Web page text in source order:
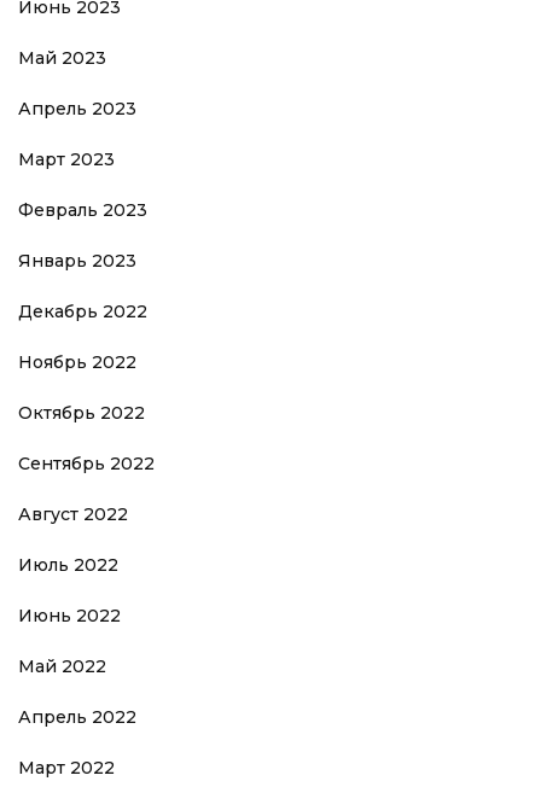
Июнь 2023
Май 2023
Апрель 2023
Март 2023
Февраль 2023
Январь 2023
Декабрь 2022
Ноябрь 2022
Октябрь 2022
Сентябрь 2022
Август 2022
Июль 2022
Июнь 2022
Май 2022
Апрель 2022
Март 2022